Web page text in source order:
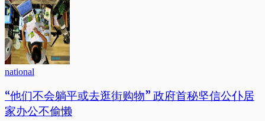
national
“他们不会躺平或去逛街购物” 政府首秘坚信公仆居
家办公不偷懒